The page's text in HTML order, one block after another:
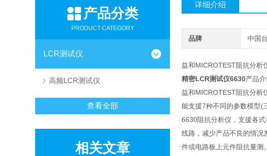
产品分类
PRODUCT CATEGORY
LCR测试仪
高频LCR测试仪
查看全部
相关文章
详细介绍
品牌 中国
益和MICROTEST阻抗分析
精密LCR测试仪6630产品
益和MICROTEST阻抗分析
能支援7种不同的参数模型(
6630阻抗分析仪，支援各
线路，减少产品不良的情况
件或电路板上元件阻抗量测